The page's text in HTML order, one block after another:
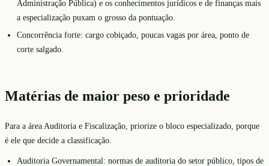
Administração Pública) e os conhecimentos jurídicos e de finanças mais
a especialização puxam o grosso da pontuação.
Concorrência forte: cargo cobiçado, poucas vagas por área, ponto de
corte salgado.
Matérias de maior peso e prioridade
Para a área Auditoria e Fiscalização, priorize o bloco especializado, porque
é ele que decide a classificação.
Auditoria Governamental: normas de auditoria do setor público, tipos de